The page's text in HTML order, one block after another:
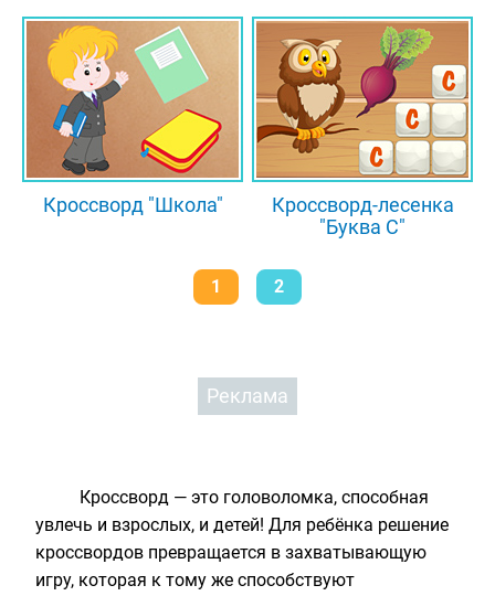
Кроссворд "Школа"
Кроссворд-лесенка
"Буква С"
1 2
Реклама
Кроссворд — это головоломка, способная
увлечь и взрослых, и детей! Для ребёнка решение
кроссвордов превращается в захватывающую
игру, которая к тому же способствуют